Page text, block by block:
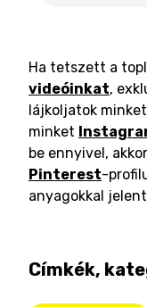
Ha tetszett a
videóinkat,
lájkoljatok minket
minket
be ennyivel,
Pinterest-
anyagokkal
Címkék,